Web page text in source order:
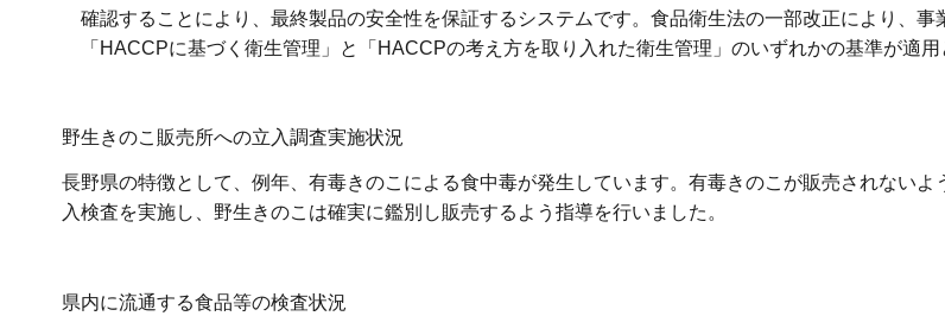
確認することにより、最終製品の安全性を保証するシステムです。食品衛生法の一部改正により、事
「HACCPに基づく衛生管理」と「HACCPの考え方を取り入れた衛生管理」のいずれかの基準が適用
野生きのこ販売所への立入調査実施状況
長野県の特徴として、例年、有毒きのこによる食中毒が発生しています。有毒きのこが販売されないよ
入検査を実施し、野生きのこは確実に鑑別し販売するよう指導を行いました。
県内に流通する食品等の検査状況